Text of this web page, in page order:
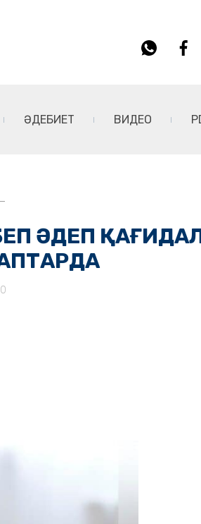
ӘДЕБИЕТ ВИДЕО
ӘДЕП
0